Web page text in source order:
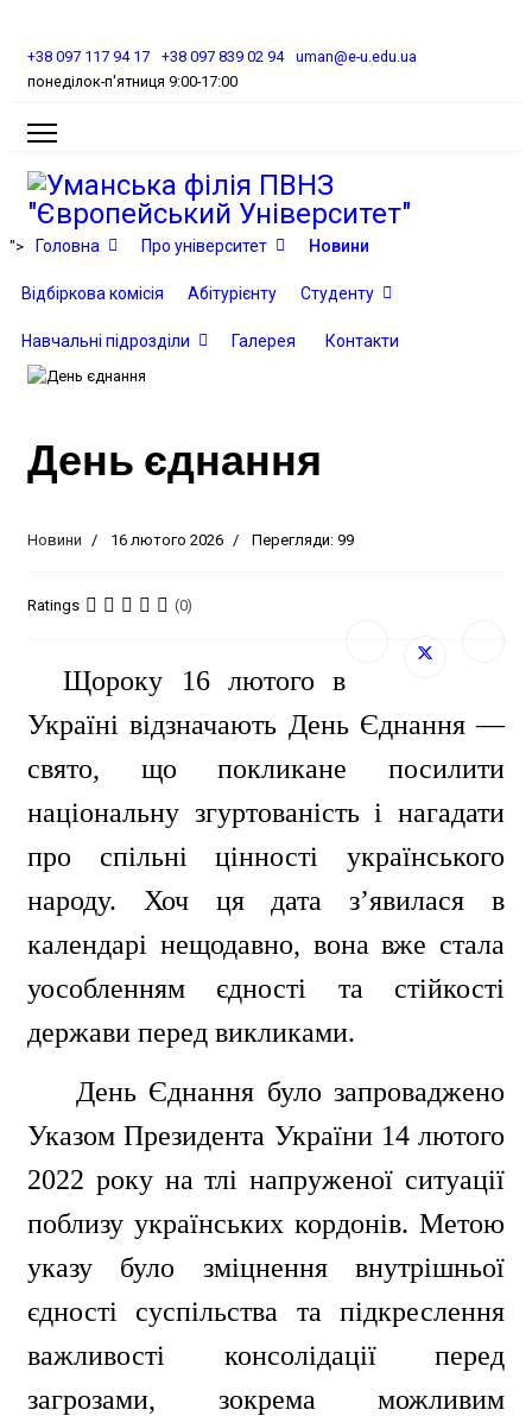
+38 097 117 94 17 +38 097 839 02 94
uman@e-u.edu.ua
понеділок-п'ятниця 9:00-17:00
"> Головна Про університет Новини
Відбіркова комісія Абітурієнту Студенту
Навчальні підрозділи Галерея Контакти
День єднання
Новини 16 лютого 2026 Перегляди: 99
Ratings (0)
Щороку 16 лютого в
Україні відзначають День Єднання —
свято, що покликане посилити
національну згуртованість і нагадати
про спільні цінності українського
народу. Хоч ця дата з’явилася в
календарі нещодавно, вона вже стала
уособленням єдності та стійкості
держави перед викликами.
День Єднання було запроваджено
Указом Президента України 14 лютого
2022 року на тлі напруженої ситуації
поблизу українських кордонів. Метою
указу було зміцнення внутрішньої
єдності суспільства та підкреслення
важливості консолідації перед
загрозами, зокрема можливим